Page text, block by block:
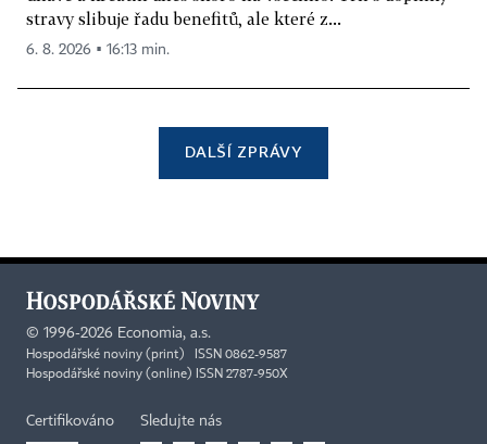
stravy slibuje řadu benefitů, ale které z...
6. 8. 2026 ▪ 16:13 min.
DALŠÍ ZPRÁVY
© 1996-2026 Economia, a.s.
Hospodářské noviny (print) ISSN 0862-9587
Hospodářské noviny (online) ISSN 2787-950X
Certifikováno Sledujte nás